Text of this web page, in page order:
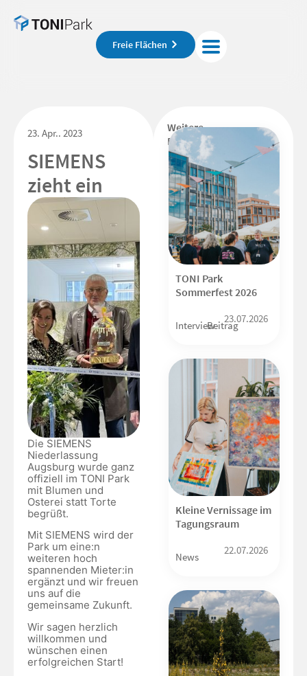
Freie Flächen
23. Apr.. 2023
SIEMENS
zieht ein
Die SIEMENS
Niederlassung
Augsburg wurde ganz
offiziell im TONI Park
mit Blumen und
Osterei statt Torte
begrüßt.
Mit SIEMENS wird der
Park um eine:n
weiteren hoch
spannenden Mieter:in
ergänzt und wir freuen
uns auf die
gemeinsame Zukunft.
Wir sagen herzlich
willkommen und
wünschen einen
erfolgreichen Start!
Weitere
Beiträge
TONI Park
Sommerfest 2026
InterviewBeitrag
23.07.2026
Kleine Vernissage im
Tagungsraum
News
22.07.2026